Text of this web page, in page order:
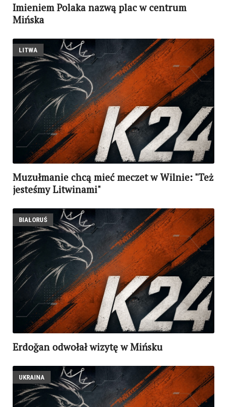
Imieniem Polaka nazwą plac w centrum
Mińska
LITWA
Muzułmanie chcą mieć meczet w Wilnie: "Też
jesteśmy Litwinami"
BIAŁORUŚ
Erdoğan odwołał wizytę w Mińsku
UKRAINA